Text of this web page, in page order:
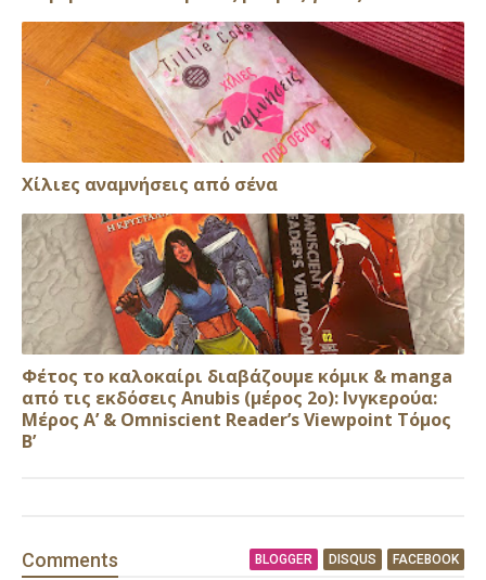
Xίλιες αναμνήσεις από σένα
Φέτος το καλοκαίρι διαβάζουμε κόμικ & manga
από τις εκδόσεις Anubis (μέρος 2ο): Ινγκερούα:
Μέρος Α’ & Omniscient Reader’s Viewpoint Τόμος
Β’
Comments BLOGGER DISQUS FACEBOOK